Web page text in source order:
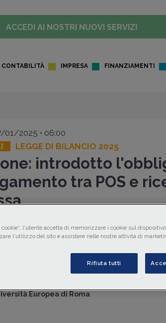
ACCEDI AI NOSTRI NUOVI SERVIZI
CONTABILITÀ IMPRESA FINANZIAMENTI
01/2025 • 06:00
LEGGE DI BILANCIO 2025
introdotto
tra POS e
mediante sviluppo dibanche datiper
fisico tra
ericevitore di cassaai
dati dei corrispettivi delleoperazioni
Europea di Roma
l'utente accetta di memorizzare i cookie sul
l'utilizzo del sito e assistere nelle nostre attività di
Rifiuta tutti